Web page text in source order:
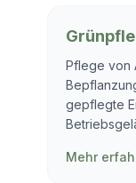
Pflege von
gepflegte
Mehr